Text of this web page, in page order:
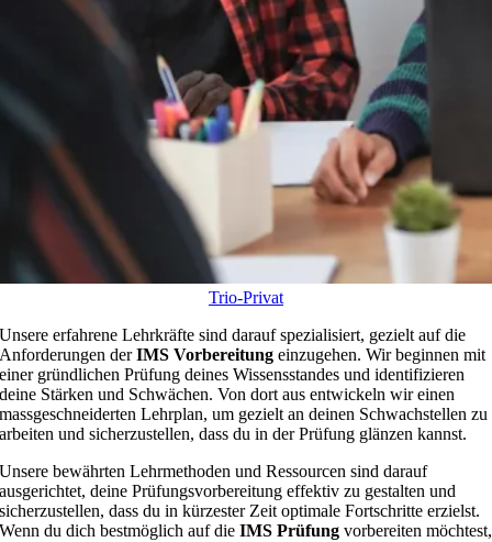
Trio-Privat
Unsere erfahrene Lehrkräfte sind darauf spezialisiert, gezielt auf die
Anforderungen derIMS Vorbereitung einzugehen. Wir beginnen mit
einer gründlichen Prüfung deines Wissensstandes und identifizieren
deine Stärken und Schwächen. Von dort aus entwickeln wir einen
massgeschneiderten Lehrplan, um gezielt an deinen Schwachstellen zu
arbeiten und sicherzustellen, dass du in der Prüfung glänzen kannst.
Unsere bewährten Lehrmethoden und Ressourcen sind darauf
ausgerichtet, deine Prüfungsvorbereitung effektiv zu gestalten und
sicherzustellen, dass du in kürzester Zeit optimale Fortschritte erzielst.
Wenn du dich bestmöglich auf dieIMS Prüfung vorbereiten möchtest,